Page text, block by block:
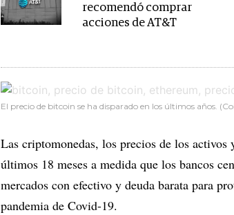
recomendó comprar
acciones de AT&T
El precio de bitcoin se ha disparado en los últimos años.
Las criptomonedas, los precios de los
últimos 18 meses a medida que los bancos
mercados con efectivo y deuda barata para
pandemia de Covid-19.